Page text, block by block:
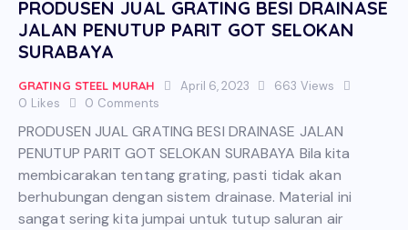
PRODUSEN JUAL GRATING BESI DRAINASE
JALAN PENUTUP PARIT GOT SELOKAN
SURABAYA
GRATING STEEL MURAH April 6, 2023 663 Views
0 Likes 0 Comments
PRODUSEN JUAL GRATING BESI DRAINASE JALAN
PENUTUP PARIT GOT SELOKAN SURABAYA Bila kita
membicarakan tentang grating, pasti tidak akan
berhubungan dengan sistem drainase. Material ini
sangat sering kita jumpai untuk tutup saluran air